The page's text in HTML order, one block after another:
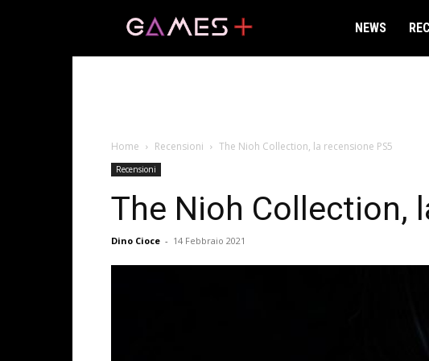
NEWS
Home Recensioni The Nioh Collection, la recensione PS5
Recensioni
The Nioh Collection,
Dino Cioce - 14 Febbraio 2021